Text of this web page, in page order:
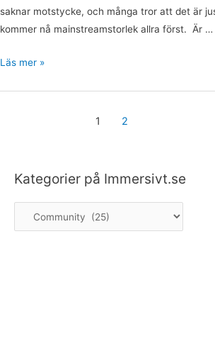
saknar motstycke, och många tror att det är
kommer nå mainstreamstorlek allra först. Är …
Läs mer »
1 2
Kategorier på Immersivt.se
K
e